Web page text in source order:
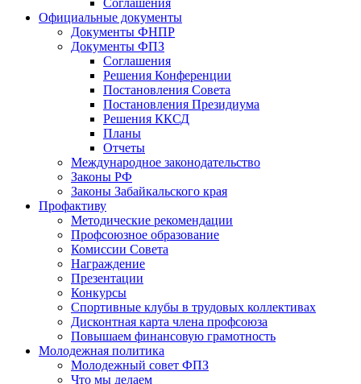
Соглашения
Официальные документы
Документы ФНПР
Документы ФПЗ
Соглашения
Решения Конференции
Постановления Совета
Постановления Президиума
Решения ККСД
Планы
Отчеты
Международное законодательство
Законы РФ
Законы Забайкальского края
Профактиву
Методические рекомендации
Профсоюзное образование
Комиссии Совета
Награждение
Презентации
Конкурсы
Спортивные клубы в трудовых коллективах
Дисконтная карта члена профсоюза
Повышаем финансовую грамотность
Молодежная политика
Молодежный совет ФПЗ
Что мы делаем